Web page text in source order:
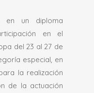
en un diploma
en el
del 23 al 27 de
especial, en
la realización
de la actuación